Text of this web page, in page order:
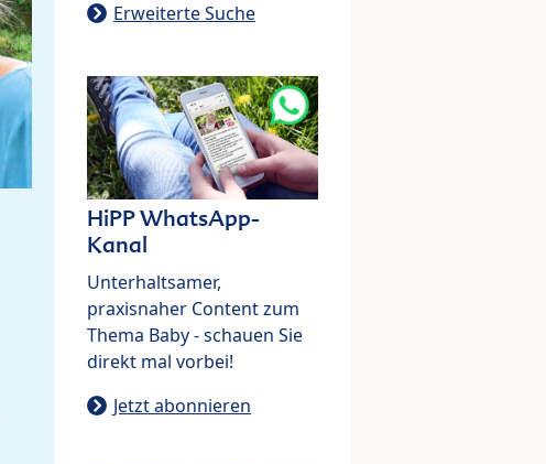
Erweiterte Suche
HiPP WhatsApp-
Kanal
Unterhaltsamer,
praxisnaher Content zum
Thema Baby - schauen Sie
direkt mal vorbei!
Jetzt abonnieren